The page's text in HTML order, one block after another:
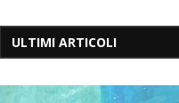
ULTIMI ARTICOLI